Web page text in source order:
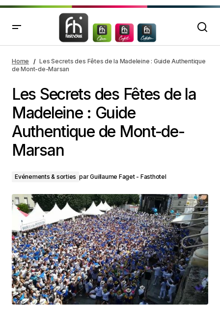
Authentique de Mont-de-Marsan
Home
Les Secrets des Fêtes de la Madeleine : Guide Authentique
de Mont-de-Marsan
Les Secrets des Fêtes de la
Madeleine : Guide
Authentique de Mont-de-
Marsan
Evénements & sorties parGuillaume Faget - Fasthotel